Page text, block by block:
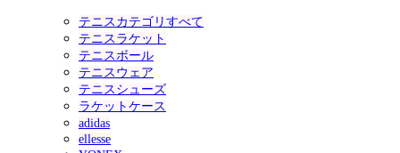
テニスカテゴリすべて
テニスラケット
テニスボール
テニスウェア
テニスシューズ
ラケットケース
adidas
ellesse